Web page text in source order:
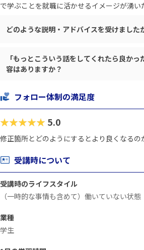
で学ぶことを就職に活かせるイメージが湧い
どのような説明・アドバイスを受けました
「もっとこういう話をしてくれたら良かっ
容はありますか？
フォロー体制の満足度
★★★★★ 5.0
修正箇所とどのようにするとより良くなるの
受講時について
受講時のライフスタイル
（一時的な事情も含めて）働いていない状態
業種
学生